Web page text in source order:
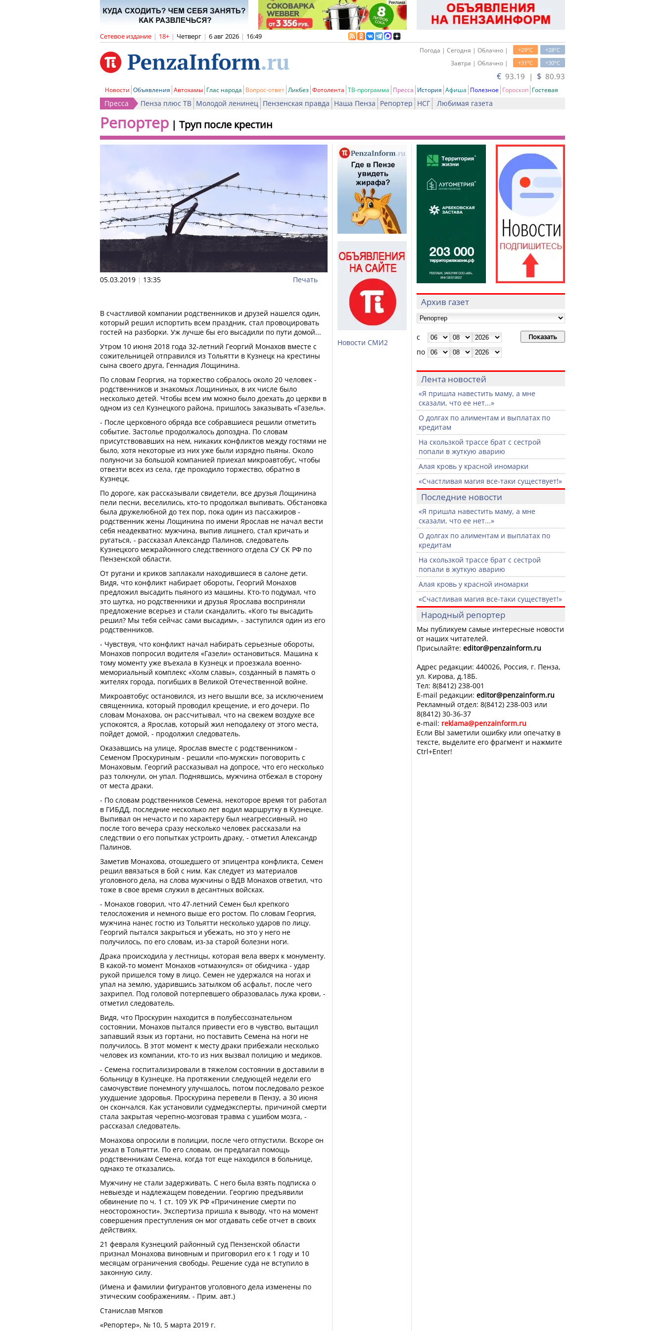
Сетевое издание | 18+ | Четверг | 6 авг 2026 | 16:49
+28oC
+29oC
Погода | Сегодня | Облачно |
+30oC
+31oC
Завтра | Облачно |
€ 93.19 | $ 80.93
Новости Объявления Автохамы Глас народа Вопрос-ответ Ликбез Фотолента ТВ-программа Пресса История Афиша Полезное Гороскоп Гостевая
Пресса Пенза плюс ТВ Молодой ленинец Пензенская правда Наша Пенза Репортер НСГ Любимая газета
Репортер | Труп после крестин
05.03.2019 | 13:35 Печать
В счастливой компании родственников и друзей нашелся один,
который решил испортить всем праздник, стал провоцировать
гостей на разборки. Уж лучше бы его высадили по пути домой...
Утром 10 июня 2018 года 32-летний Георгий Монахов вместе с
сожительницей отправился из Тольятти в Кузнецк на крестины
сына своего друга, Геннадия Лощинина.
По словам Георгия, на торжество собралось около 20 человек -
родственников и знакомых Лощининых, в их числе было
несколько детей. Чтобы всем им можно было доехать до церкви в
одном из сел Кузнецкого района, пришлось заказывать «Газель».
- После церковного обряда все собравшиеся решили отметить
событие. Застолье продолжалось допоздна. По словам
присутствовавших на нем, никаких конфликтов между гостями не
было, хотя некоторые из них уже были изрядно пьяны. Около
полуночи за большой компанией приехал микроавтобус, чтобы
отвезти всех из села, где проходило торжество, обратно в
Кузнецк.
По дороге, как рассказывали свидетели, все друзья Лощинина
пели песни, веселились, кто-то продолжал выпивать. Обстановка
была дружелюбной до тех пор, пока один из пассажиров -
родственник жены Лощинина по имени Ярослав не начал вести
себя неадекватно: мужчина, выпив лишнего, стал кричать и
ругаться, - рассказал Александр Палинов, следователь
Кузнецкого межрайонного следственного отдела СУ СК РФ по
Пензенской области.
От ругани и криков заплакали находившиеся в салоне дети.
Видя, что конфликт набирает обороты, Георгий Монахов
предложил высадить пьяного из машины. Кто-то подумал, что
это шутка, но родственники и друзья Ярослава восприняли
предложение всерьез и стали скандалить. «Кого ты высадить
решил? Мы тебя сейчас сами высадим», - заступился один из его
родственников.
- Чувствуя, что конфликт начал набирать серьезные обороты,
Монахов попросил водителя «Газели» остановиться. Машина к
тому моменту уже въехала в Кузнецк и проезжала военно-
мемориальный комплекс «Холм славы», созданный в память о
жителях города, погибших в Великой Отечественной войне.
Микроавтобус остановился, из него вышли все, за исключением
священника, который проводил крещение, и его дочери. По
словам Монахова, он рассчитывал, что на свежем воздухе все
успокоятся, а Ярослав, который жил неподалеку от этого места,
пойдет домой, - продолжил следователь.
Оказавшись на улице, Ярослав вместе с родственником -
Семеном Проскуриным - решили «по-мужски» поговорить с
Монаховым. Георгий рассказывал на допросе, что его несколько
раз толкнули, он упал. Поднявшись, мужчина отбежал в сторону
от места драки.
- По словам родственников Семена, некоторое время тот работал
в ГИБДД, последние несколько лет водил маршрутку в Кузнецке.
Выпивал он нечасто и по характеру был неагрессивный, но
после того вечера сразу несколько человек рассказали на
следствии о его попытках устроить драку, - отметил Александр
Палинов.
Заметив Монахова, отошедшего от эпицентра конфликта, Семен
решил ввязаться в бой с ним. Как следует из материалов
уголовного дела, на слова мужчины о ВДВ Монахов ответил, что
тоже в свое время служил в десантных войсках.
- Монахов говорил, что 47-летний Семен был крепкого
телосложения и немного выше его ростом. По словам Георгия,
мужчина нанес гостю из Тольятти несколько ударов по лицу.
Георгий пытался закрыться и убежать, но это у него не
получилось, по его словам, из-за старой болезни ноги.
Драка происходила у лестницы, которая вела вверх к монументу.
В какой-то момент Монахов «отмахнулся» от обидчика - удар
рукой пришелся тому в лицо. Семен не удержался на ногах и
упал на землю, ударившись затылком об асфальт, после чего
захрипел. Под головой потерпевшего образовалась лужа крови, -
отметил следователь.
Видя, что Проскурин находится в полубессознательном
состоянии, Монахов пытался привести его в чувство, вытащил
запавший язык из гортани, но поставить Семена на ноги не
получилось. В этот момент к месту драки прибежали несколько
человек из компании, кто-то из них вызвал полицию и медиков.
- Семена госпитализировали в тяжелом состоянии в доставили в
больницу в Кузнецке. На протяжении следующей недели его
самочувствие понемногу улучшалось, потом последовало резкое
ухудшение здоровья. Проскурина перевели в Пензу, а 30 июня
он скончался. Как установили судмедэксперты, причиной смерти
стала закрытая черепно-мозговая травма с ушибом мозга, -
рассказал следователь.
Монахова опросили в полиции, после чего отпустили. Вскоре он
уехал в Тольятти. По его словам, он предлагал помощь
родственникам Семена, когда тот еще находился в больнице,
однако те отказались.
Мужчину не стали задерживать. С него была взять подписка о
невыезде и надлежащем поведении. Георгию предъявили
обвинение по ч. 1 ст. 109 УК РФ «Причинение смерти по
неосторожности». Экспертиза пришла к выводу, что на момент
совершения преступления он мог отдавать себе отчет в своих
действиях.
21 февраля Кузнецкий районный суд Пензенской области
признал Монахова виновным и приговорил его к 1 году и 10
месяцам ограничения свободы. Решение суда не вступило в
законную силу.
(Имена и фамилии фигурантов уголовного дела изменены по
этическим соображениям. - Прим. авт.)
Станислав Мягков
«Репортер», № 10, 5 марта 2019 г.
Новости СМИ2
Архив газет
с
по
Лента новостей
«Я пришла навестить маму, а мне
сказали, что ее нет...»
О долгах по алиментам и выплатах по
кредитам
На скользкой трассе брат с сестрой
попали в жуткую аварию
Алая кровь у красной иномарки
«Счастливая магия все-таки существует!»
Последние новости
«Я пришла навестить маму, а мне
сказали, что ее нет...»
О долгах по алиментам и выплатах по
кредитам
На скользкой трассе брат с сестрой
попали в жуткую аварию
Алая кровь у красной иномарки
«Счастливая магия все-таки существует!»
Народный репортер
Мы публикуем самые интересные новости
от наших читателей.
Присылайте: editor@penzainform.ru
Адрес редакции: 440026, Россия, г. Пенза,
ул. Кирова, д.18Б.
Тел: 8(8412) 238-001
E-mail редакции: editor@penzainform.ru
Рекламный отдел: 8(8412) 238-003 или
8(8412) 30-36-37
e-mail: reklama@penzainform.ru
Если ВЫ заметили ошибку или опечатку в
тексте, выделите его фрагмент и нажмите
Ctrl+Enter!